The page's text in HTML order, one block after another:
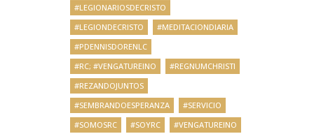
#LEGIONARIOSDECRISTO
#LEGIONDECRISTO
#MEDITACIONDIARIA
#PDENNISDORENLC
#RC; #VENGATUREINO
#REGNUMCHRISTI
#REZANDOJUNTOS
#SEMBRANDOESPERANZA
#SERVICIO
#SOMOSRC
#SOYRC
#VENGATUREINO